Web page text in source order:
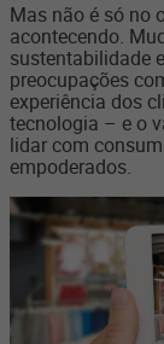
Mas não é só no
acontecendo.
sustentabilidade
preocupações
experiência dos
tecnologia – e o
lidar com
empoderados.